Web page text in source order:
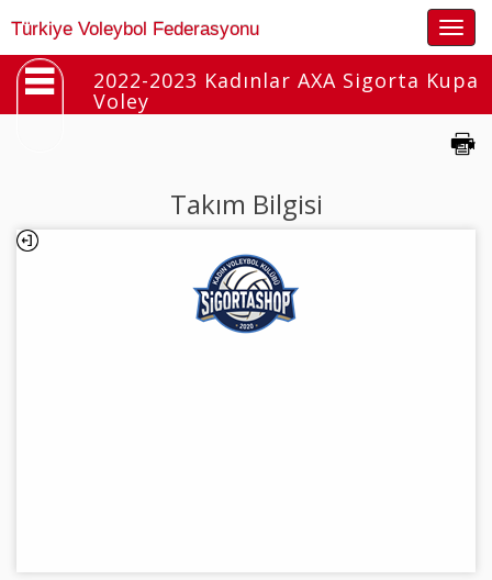
Türkiye Voleybol Federasyonu
2022-2023 Kadınlar AXA Sigorta Kupa
Voley
Takım Bilgisi